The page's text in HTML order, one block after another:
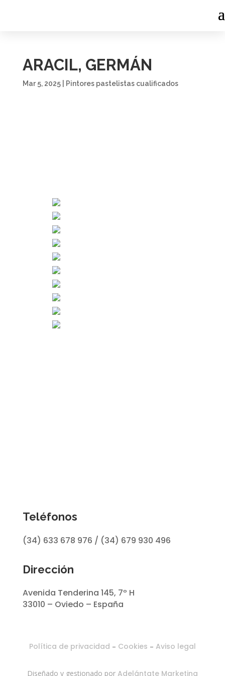
ARACIL, GERMÁN
Mar 5, 2025| Pintores pastelistas cualificados
Teléfonos
(34) 633 678 976 / (34) 679 930 496
Dirección
Avenida Tenderina 145, 7º H
33010 – Oviedo – España
Política de privacidad – Cookies – Aviso legal
Diseñado y gestionado por Adelántate Marketing